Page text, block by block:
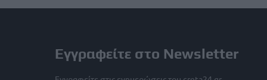
Εγγραφείτε στο Newsletter